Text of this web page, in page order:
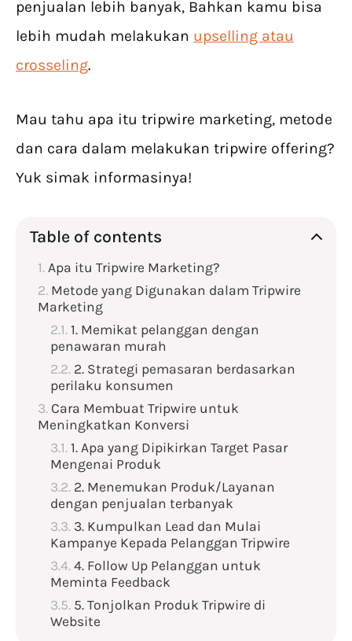
penjualan lebih banyak, Bahkan kamu bisa
lebih mudah melakukan upselling atau
crosseling.
Mau tahu apa itu tripwire marketing, metode
dan cara dalam melakukan tripwire offering?
Yuk simak informasinya!
Table of contents
Apa itu Tripwire Marketing?
Metode yang Digunakan dalam Tripwire
Marketing
1. Memikat pelanggan dengan
penawaran murah
2. Strategi pemasaran berdasarkan
perilaku konsumen
Cara Membuat Tripwire untuk
Meningkatkan Konversi
1. Apa yang Dipikirkan Target Pasar
Mengenai Produk
2. Menemukan Produk/Layanan
dengan penjualan terbanyak
3. Kumpulkan Lead dan Mulai
Kampanye Kepada Pelanggan Tripwire
4. Follow Up Pelanggan untuk
Meminta Feedback
5. Tonjolkan Produk Tripwire di
Website